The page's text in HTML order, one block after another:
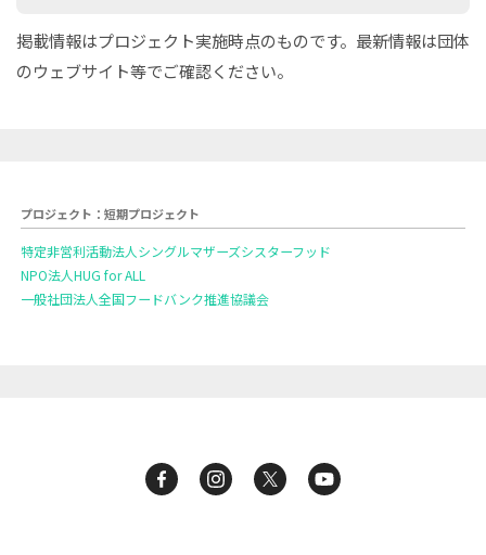
掲載情報はプロジェクト実施時点のものです。最新情報は団体
のウェブサイト等でご確認ください。
プロジェクト：短期プロジェクト
特定非営利活動法人シングルマザーズシスターフッド
NPO法人HUG for ALL
一般社団法人全国フードバンク推進協議会